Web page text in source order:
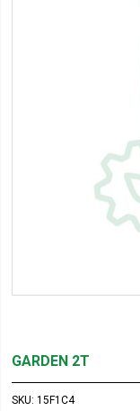
GARDEN 2T
SKU 15F1C4